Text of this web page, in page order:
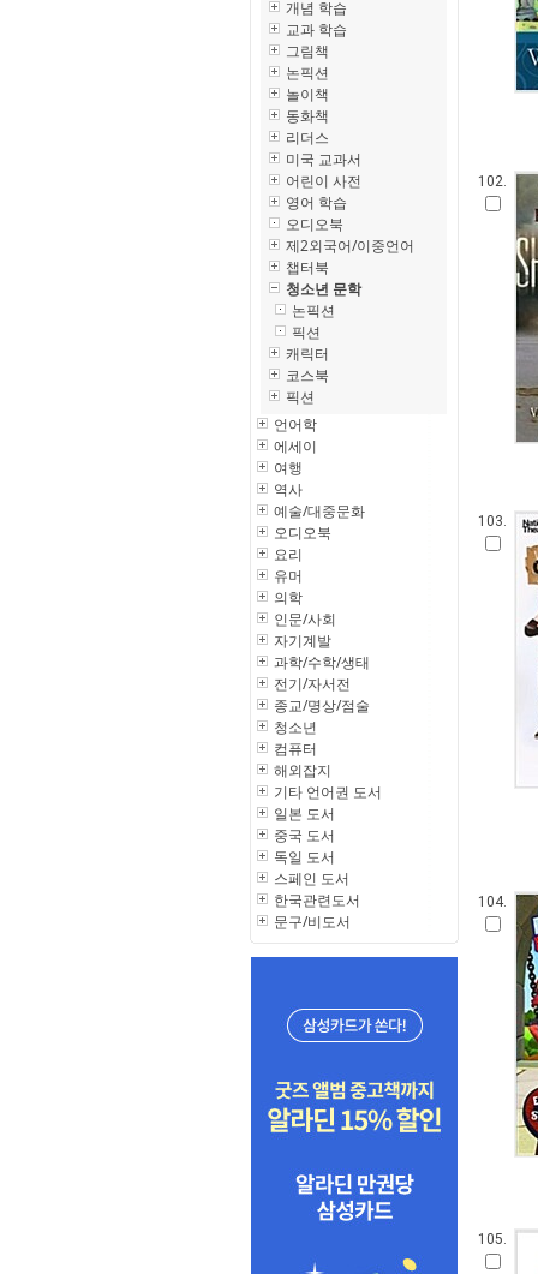
개념 학습
교과 학습
그림책
논픽션
놀이책
동화책
리더스
미국 교과서
어린이 사전
영어 학습
오디오북
제2외국어/이중언어
챕터북
청소년 문학
논픽션
픽션
캐릭터
코스북
픽션
언어학
에세이
여행
역사
예술/대중문화
오디오북
요리
유머
의학
인문/사회
자기계발
과학/수학/생태
전기/자서전
종교/명상/점술
청소년
컴퓨터
해외잡지
기타 언어권 도서
일본 도서
중국 도서
독일 도서
스페인 도서
한국관련도서
문구/비도서
102.
103.
104.
105.